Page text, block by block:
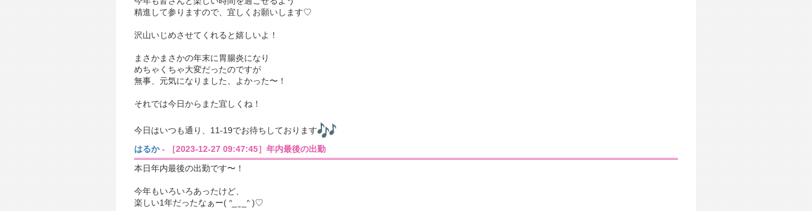
精進して参りますので、宜しくお願いします♡
沢山いじめさせてくれると嬉しいよ！
まさかまさかの年末に胃腸炎になり
めちゃくちゃ大変だったのですが
無事、元気になりました、よかった〜！
それでは今日からまた宜しくね！
今日はいつも通り、11-19でお待ちしております
はるか- ［2023-12-27 09:47:45］年内最後の出勤
本日年内最後の出勤です〜！
今年もいろいろあったけど、
楽しい1年だったなぁー( ᐢ_ ̫ _ᐢ )♡